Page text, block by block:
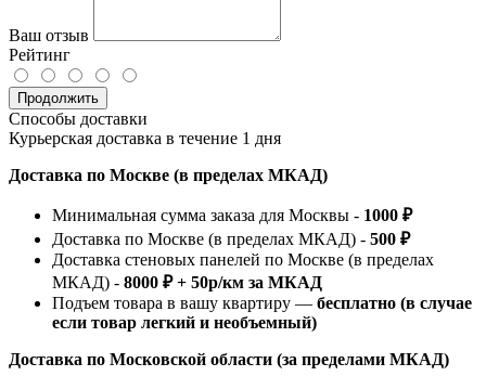
Ваш отзыв
Рейтинг
Продолжить
Способы доставки
Курьерская доставка в течение 1 дня
Доставка по Москве (в пределах МКАД)
Минимальная сумма заказа для Москвы - 1000 ₽
Доставка по Москве (в пределах МКАД) - 500 ₽
Доставка стеновых панелей по Москве (в пределах
МКАД) - 8000 ₽ + 50р/км за МКАД
Подъем товара в вашу квартиру — бесплатно (в случае
если товар легкий и необъемный)
Доставка по Московской области (за пределами МКАД)